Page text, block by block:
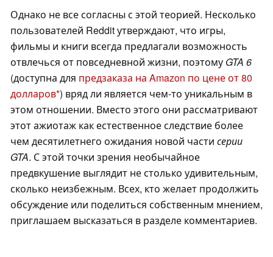
Однако не все согласны с этой теорией. Несколько
пользователей Reddit утверждают, что игры,
фильмы и книги всегда предлагали возможность
отвлечься от повседневной жизни, поэтому GTA 6
(доступна для предзаказа на Amazon по цене от 80
долларов ) вряд ли является чем-то уникальным в
этом отношении. Вместо этого они рассматривают
этот ажиотаж как естественное следствие более
чем десятилетнего ожидания новой части серии
GTA. С этой точки зрения необычайное
предвкушение выглядит не столько удивительным,
сколько неизбежным. Всех, кто желает продолжить
обсуждение или поделиться собственным мнением,
приглашаем высказаться в разделе комментариев.